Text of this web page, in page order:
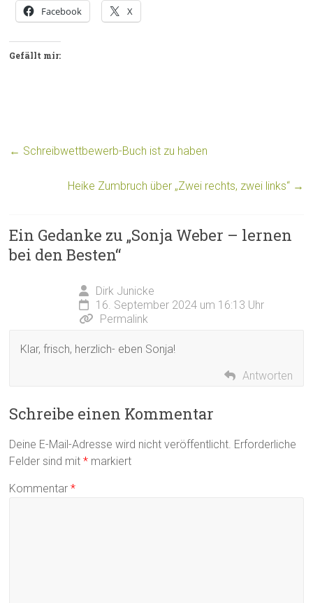
Facebook X
Gefällt mir:
← Schreibwettbewerb-Buch ist zu haben
Heike Zumbruch über „Zwei rechts, zwei links“ →
Ein Gedanke zu „Sonja Weber – lernen
bei den Besten“
Dirk Junicke
16. September 2024 um 16:13 Uhr
Permalink
Klar, frisch, herzlich- eben Sonja!
Antworten
Schreibe einen Kommentar
Deine E-Mail-Adresse wird nicht veröffentlicht. Erforderliche
Felder sind mit* markiert
Kommentar*